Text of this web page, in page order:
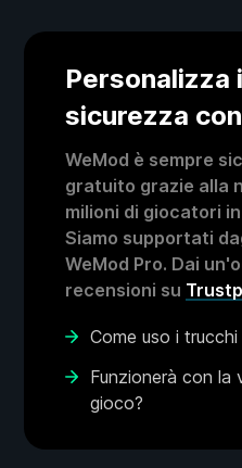
Personalizza
sicurezza
WeMod è sempre
gratuito grazie alla
milioni di giocatori
Siamo supportati
WeMod Pro. Dai
recensioni su
Come uso i
Funzionerà con la
gioco?